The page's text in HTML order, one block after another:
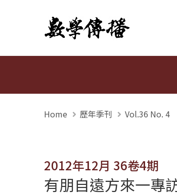
數學傳播
Home 歷年季刊 Vol.36 No. 4
2012年12月 36卷4期
有朋自遠方來一專